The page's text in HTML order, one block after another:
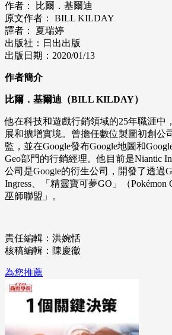
作者： 比爾．基爾迪
原文作者： BILL KILDAY
譯者： 夏瑞婷
出版社：日出出版
出版日期：2020/01/13
作者簡介
比爾．基爾迪（BILL KILDAY）
他在科技和遊戲行銷領域的25年職涯中
展和擴增實境。曾擔任數位製圖初創公
監，並在Google發布Google地圖和
Geo部門的行銷經理。他目前是Niantic
公司是Google的衍生公司，開發了透過
Ingress、「精靈寶可夢GO」（Pokémon
巫師聯盟」。
責任編輯：洪婉恬
核稿編輯：陳慶徽
為您推薦